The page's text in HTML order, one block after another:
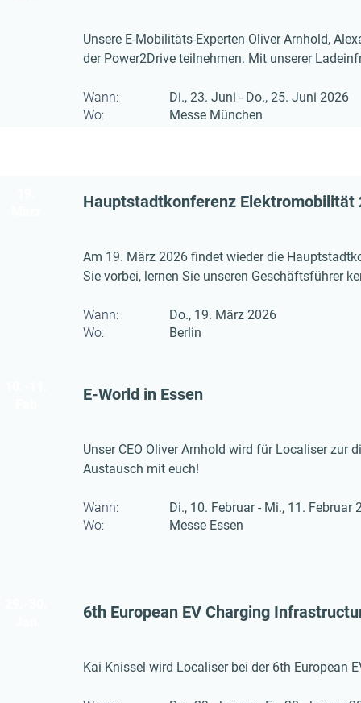
Unsere E-Mobilitäts-Experten Oliver Arnhold,
der Power2Drive teilnehmen. Mit unserer
Wann:
Wo:
Di., 23. Juni - Do., 25. Juni 2026
Messe München
Hauptstadtkonferenz Elektromobilität
Am 19. März 2026 findet wieder die
Sie vorbei, lernen Sie unseren Geschäftsführer
Wann:
Wo:
Do., 19. März 2026
Berlin
E-World in Essen
Unser CEO Oliver Arnhold wird für Localiser zur
Austausch mit euch!
Wann:
Wo:
Di., 10. Februar - Mi., 11. Februar
Messe Essen
6th European EV Charging
Kai Knissel wird Localiser bei der 6th European